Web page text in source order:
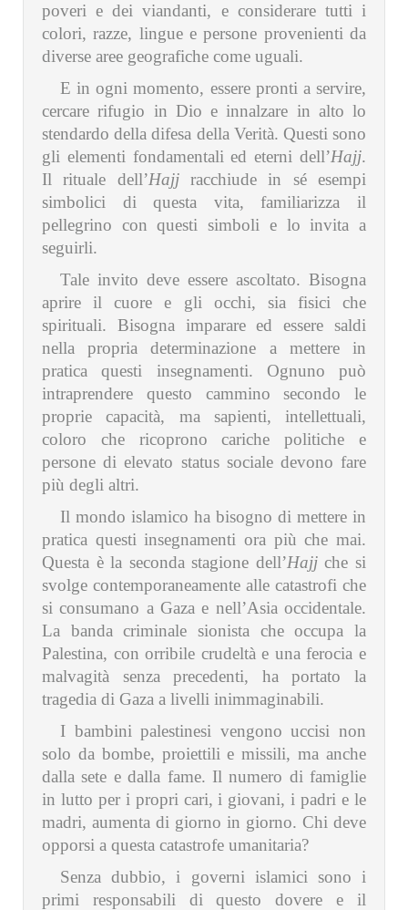
poveri e dei viandanti, e considerare tutti i
colori, razze, lingue e persone provenienti da
diverse aree geografiche come uguali.
E in ogni momento, essere pronti a servire,
cercare rifugio in Dio e innalzare in alto lo
stendardo della difesa della Verità. Questi sono
gli elementi fondamentali ed eterni dell’Hajj.
Il rituale dell’Hajjracchiude in sé esempi
simbolici di questa vita, familiarizza il
pellegrino con questi simboli e lo invita a
seguirli.
Tale invito deve essere ascoltato. Bisogna
aprire il cuore e gli occhi, sia fisici che
spirituali. Bisogna imparare ed essere saldi
nella propria determinazione a mettere in
pratica questi insegnamenti. Ognuno può
intraprendere questo cammino secondo le
proprie capacità, ma sapienti, intellettuali,
coloro che ricoprono cariche politiche e
persone di elevato status sociale devono fare
più degli altri.
Il mondo islamico ha bisogno di mettere in
pratica questi insegnamenti ora più che mai.
Questa è la seconda stagione dell’Hajjche si
svolge contemporaneamente alle catastrofi che
si consumano a Gaza e nell’Asia occidentale.
La banda criminale sionista che occupa la
Palestina, con orribile crudeltà e una ferocia e
malvagità senza precedenti, ha portato la
tragedia di Gaza a livelli inimmaginabili.
I bambini palestinesi vengono uccisi non
solo da bombe, proiettili e missili, ma anche
dalla sete e dalla fame. Il numero di famiglie
in lutto per i propri cari, i giovani, i padri e le
madri, aumenta di giorno in giorno. Chi deve
opporsi a questa catastrofe umanitaria?
Senza dubbio, i governi islamici sono i
primi responsabili di questo dovere e il